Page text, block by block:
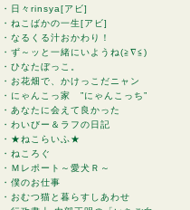
・ 日々rinsya[アビ]
・ ねこばかの一生[アビ]
・ なるくる汁おかわり！
・ ず～ッと一緒にいようね(≧∇≦)
・ ひなたぼっこ。
・ お花畑で、かけっこだニャン
・ にゃんこっ家 ”にゃんこっち”
・ あなたに会えて良かった
・ わいびー＆ラフの日記
・ ★ねこらいふ★
・ ねころぐ
・ Ｍレポート～愛犬Ｒ～
・ 僕のお仕事
・ おむつ猫と暮らすしあわせ